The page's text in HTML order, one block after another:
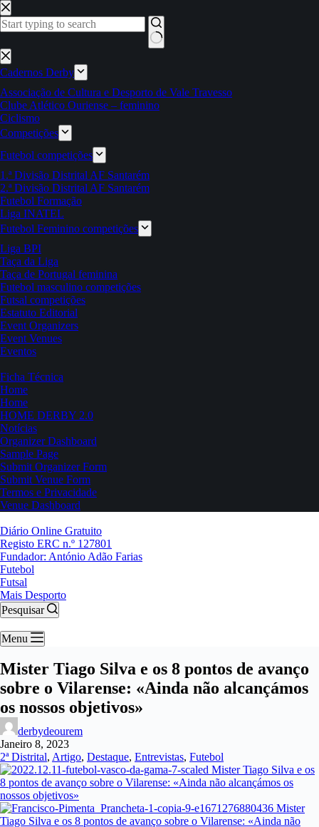
Pular
para
o
Sem
resultados
Cadernos Derby
Associação de Cultura e Desporto de Vale Travesso
Clube Atlético Ouriense – feminino
Ciclismo
Competições
Futebol competições
1.ª Divisão Distrital AF Santarém
2.ª Divisão Distrital AF Santarém
Futebol Formação
Liga INATEL
Futebol Feminino competições
Liga BPI
Taça da Liga
Taça de Portugal feminina
Futebol masculino competições
Futsal competições
Estatuto Editorial
Event Organizers
Event Venues
Eventos
Ficha Técnica
Home
Home
HOME DERBY 2.0
Notícias
Organizer Dashboard
Sample Page
Submit Organizer Form
Submit Venue Form
Termos e Privacidade
Venue Dashboard
Diário Online Gratuito
Registo ERC n.º 127801
Fundador: António Adão Farias
Futebol
Futsal
Mais Desporto
Pesquisar
Menu
Mister Tiago Silva e os 8 pontos de avanço
sobre o Vilarense: «Ainda não alcançámos
os nossos objetivos»
derbydeourem
Janeiro 8, 2023
2ª Distrital, Artigo, Destaque, Entrevistas, Futebol